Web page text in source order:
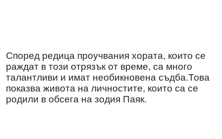
Според редица проучвания хората, които се
раждат в този отрязък от време, са много
талантливи и имат необикновена съдба.Това
показва живота на личностите, които са се
родили в обсега на зодия Паяк.